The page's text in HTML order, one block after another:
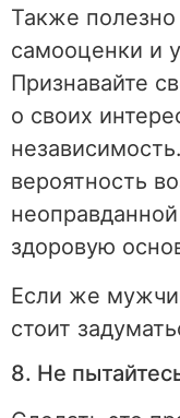
Также
самооценки и
Признавайте
о своих
вероятность
здоровую
Если же
стоит
8. Не